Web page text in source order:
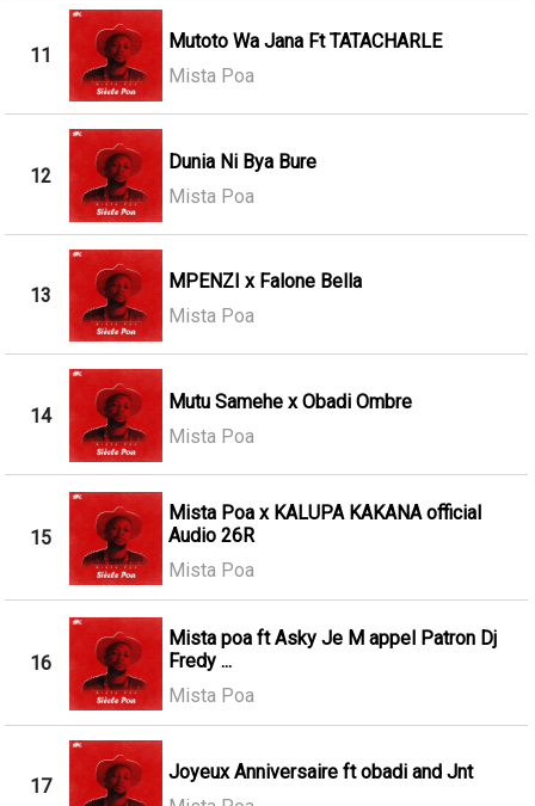
11
Mutoto Wa Jana Ft TATACHARLE
Mista Poa
12
Dunia Ni Bya Bure
Mista Poa
13
MPENZI x Falone Bella
Mista Poa
14
Mutu Samehe x Obadi Ombre
Mista Poa
15
Mista Poa x KALUPA KAKANA official
Audio 26R
Mista Poa
16
Mista poa ft Asky Je M appel Patron Dj
Fredy ...
Mista Poa
17
Joyeux Anniversaire ft obadi and Jnt